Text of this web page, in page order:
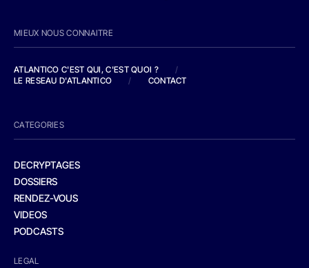
MIEUX NOUS CONNAITRE
ATLANTICO C'EST QUI, C'EST QUOI ?
/
LE RESEAU D'ATLANTICO
/ CONTACT
CATEGORIES
DECRYPTAGES
DOSSIERS
RENDEZ-VOUS
VIDEOS
PODCASTS
LEGAL